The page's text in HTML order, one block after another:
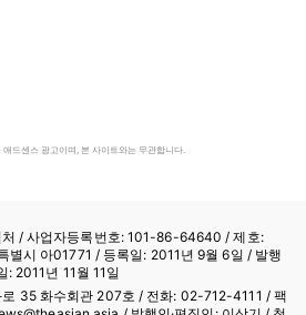
드센스 광고이며, 본 사이트와는 무관합니다.
처 /사업자등록번호: 101-86-64640 / 제호:
별시 아01771 / 등록일: 2011년 9월 6일 / 발행
: 2011년 11월 11일
로 35 화수회관 207호 / 전화: 02-712-4111 / 팩